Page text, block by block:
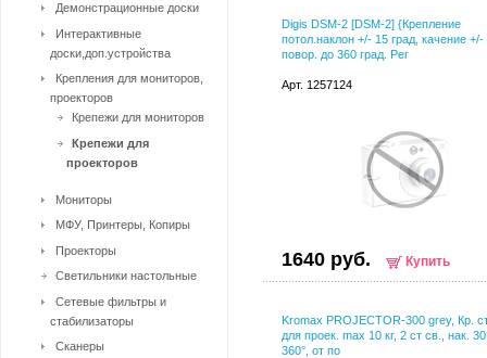
Digis DSM-2 [DSM-2] {Крепление
потол.наклон +/- 15 град, качение +/-
повор. до 360 град. Рег
Арт. 1257124
1640 руб. Купить
Kromax PROJECTOR-300 grey, Кр.
для проек. max 10 кг, 2 ст св., нак.
360°, от по
Демонстрационные доски
Интерактивные
доски,доп.устройства
Крепления для мониторов,
проекторов
Крепежи для мониторов
Крепежи для
проекторов
Мониторы
МФУ, Принтеры, Копиры
Проекторы
Светильники настольные
Сетевые фильтры и
стабилизаторы
Сканеры